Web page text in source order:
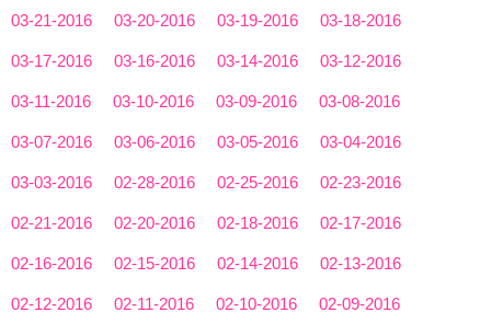
03-21-2016 03-20-2016 03-19-2016 03-18-2016
03-17-2016 03-16-2016 03-14-2016 03-12-2016
03-11-2016 03-10-2016 03-09-2016 03-08-2016
03-07-2016 03-06-2016 03-05-2016 03-04-2016
03-03-2016 02-28-2016 02-25-2016 02-23-2016
02-21-2016 02-20-2016 02-18-2016 02-17-2016
02-16-2016 02-15-2016 02-14-2016 02-13-2016
02-12-2016 02-11-2016 02-10-2016 02-09-2016